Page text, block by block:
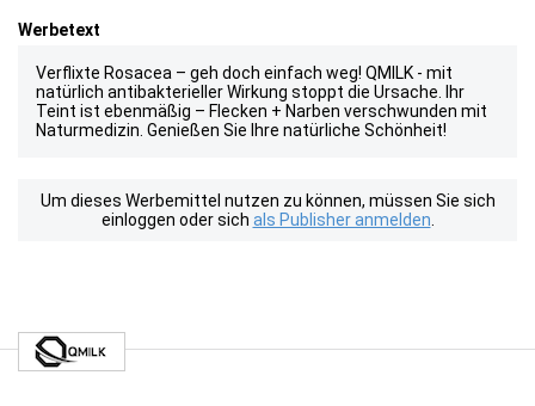
Werbetext
Verflixte Rosacea – geh doch einfach weg! QMILK - mit
natürlich antibakterieller Wirkung stoppt die Ursache. Ihr
Teint ist ebenmäßig – Flecken + Narben verschwunden mit
Naturmedizin. Genießen Sie Ihre natürliche Schönheit!
Um dieses Werbemittel nutzen zu können, müssen Sie sich
einloggen oder sich als Publisher anmelden